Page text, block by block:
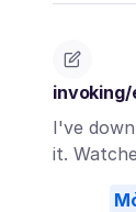
I've
it.